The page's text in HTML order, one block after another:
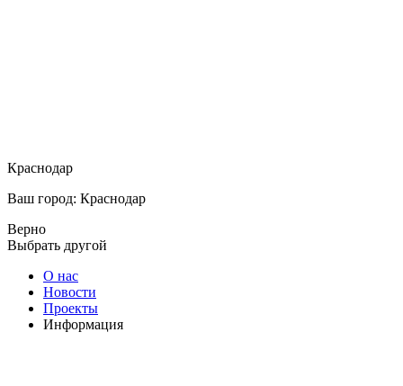
Краснодар
Ваш город: Краснодар
Верно
Выбрать другой
О нас
Новости
Проекты
Информация